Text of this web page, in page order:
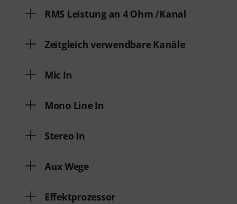
RMS Leistung an 4 Ohm /Kanal
Zeitgleich verwendbare Kanäle
Mic In
Mono Line In
Stereo In
Aux Wege
Effektprozessor